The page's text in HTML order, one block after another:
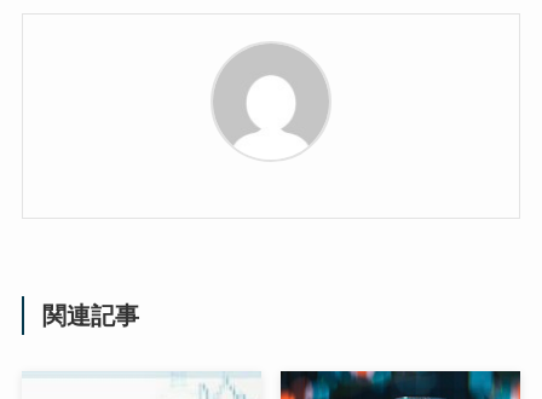
関連記事